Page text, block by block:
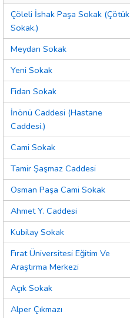
Çöleli İshak Paşa Sokak (Çötük
Sokak.)
Meydan Sokak
Yeni Sokak
Fidan Sokak
İnönü Caddesi (Hastane
Caddesi.)
Cami Sokak
Tamir Şaşmaz Caddesi
Osman Paşa Cami Sokak
Ahmet Y. Caddesi
Kubilay Sokak
Fırat Üniversitesi Eğitim Ve
Araştırma Merkezi
Açık Sokak
Alper Çıkmazı